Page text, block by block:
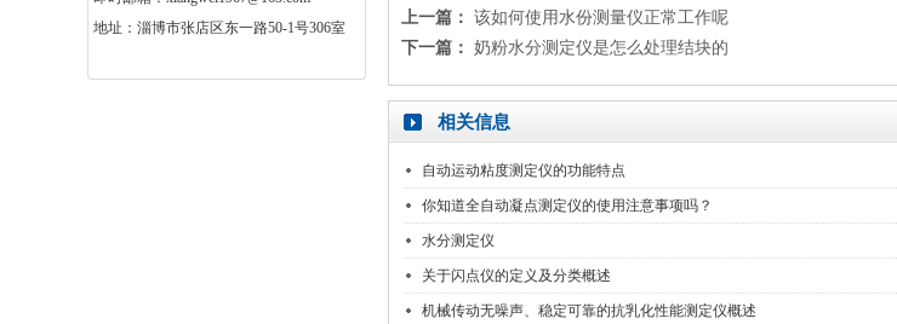
地址：淄博市张店区东一路50-1号306室
上一篇： 该如何使用水份测量仪正常工作呢
下一篇： 奶粉水分测定仪是怎么处理结块的
相关信息
自动运动粘度测定仪的功能特点
你知道全自动凝点测定仪的使用注意事项吗？
水分测定仪
关于闪点仪的定义及分类概述
机械传动无噪声、稳定可靠的抗乳化性能测定仪概述